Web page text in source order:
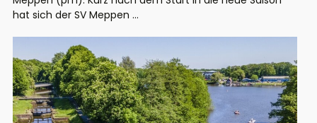
hat sich der SV Meppen ...